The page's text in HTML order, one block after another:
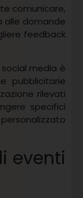
comunicare,
alle domande
feedback
media è
pubblicitarie
rilevati
specifici
eventi